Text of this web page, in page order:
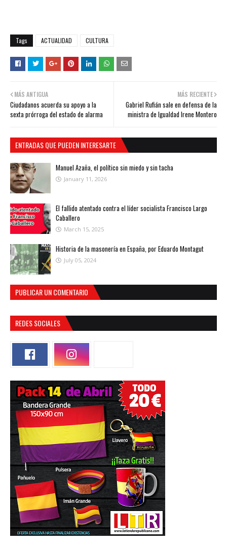
Tags ACTUALIDAD CULTURA
MÁS RECIENTE
Gabriel Rufián sale en defensa de la
ministra de Igualdad Irene Montero
MÁS ANTIGUA
Ciudadanos acuerda su apoyo a la
sexta prórroga del estado de alarma
ENTRADAS QUE PUEDEN INTERESARTE
Manuel Azaña, el político sin miedo y sin tacha
January 11, 2026
El fallido atentado contra el líder socialista Francisco Largo
Caballero
March 15, 2025
Historia de la masonería en España, por Eduardo Montagut
July 05, 2024
PUBLICAR UN COMENTARIO
REDES SOCIALES